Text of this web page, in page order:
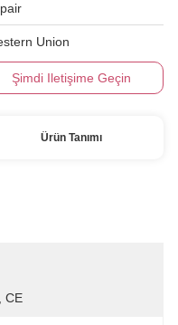
Union
Şimdi Iletişime Geçin
Ürün Tanımı
CE